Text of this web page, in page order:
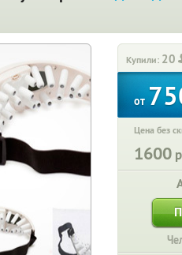
Купили: 20
от
Цена без
1600